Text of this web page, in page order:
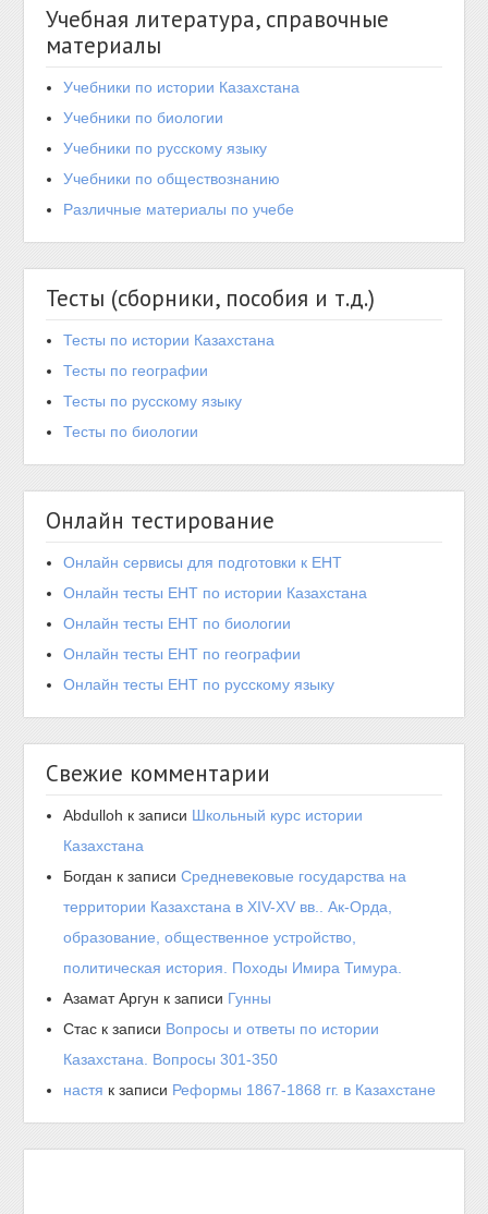
Учебная литература, справочные
материалы
Учебники по истории Казахстана
Учебники по биологии
Учебники по русскому языку
Учебники по обществознанию
Различные материалы по учебе
Тесты (сборники, пособия и т.д.)
Тесты по истории Казахстана
Тесты по географии
Тесты по русскому языку
Тесты по биологии
Онлайн тестирование
Онлайн сервисы для подготовки к ЕНТ
Онлайн тесты ЕНТ по истории Казахстана
Онлайн тесты ЕНТ по биологии
Онлайн тесты ЕНТ по географии
Онлайн тесты ЕНТ по русскому языку
Свежие комментарии
Abdulloh к записи Школьный курс истории
Казахстана
Богдан к записиСредневековые государства на
территории Казахстана в XIV-XV вв.. Ак-Орда,
образование, общественное устройство,
политическая история. Походы Имира Тимура.
Азамат Аргун к записи Гунны
Стас к записи Вопросы и ответы по истории
Казахстана. Вопросы 301-350
настя к записи Реформы 1867-1868 гг. в Казахстане